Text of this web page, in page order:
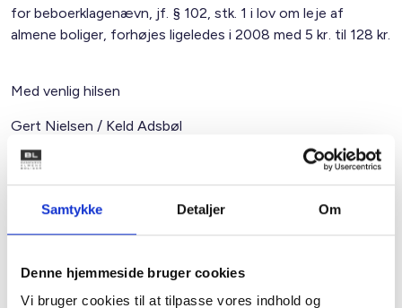
Samtykke Detaljer Om
Denne hjemmeside bruger cookies
Vi bruger cookies til at tilpasse vores indhold og
for beboerklagenævn, jf. § 102, stk. 1 i lov om leje af
almene boliger, forhøjes ligeledes i 2008 med 5 kr. til 128 kr.
Med venlig hilsen
Gert Nielsen / Keld Adsbøl
Relateret indhold Viden
Nye krav om fjernaflæste målere – alle
ejendomme skal være klar senest 1. januar